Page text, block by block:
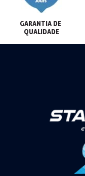
GARANTIA DE
QUALIDADE